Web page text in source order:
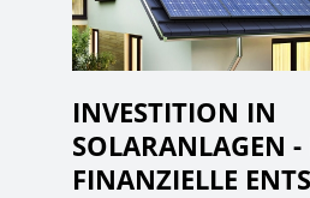
INVESTITION IN
SOLARANLAGEN -
FINANZIELLE